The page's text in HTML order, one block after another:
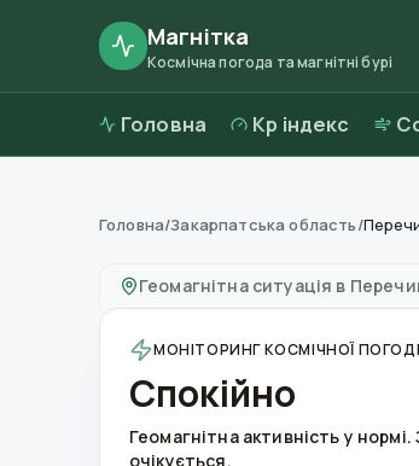
Магнітка
Космічна погода та магнітні бурі
Головна Kp індекс
Магнітні бурі в Перечині—
Головна/Закарпатська область/
Геомагнітна ситуація в
МОНІТОРИНГ КОСМІЧНОЇ
Спокійно
Геомагнітна активність у
очікується.